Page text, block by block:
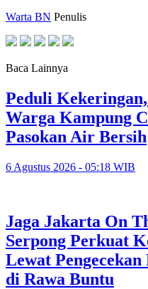
Warta BN Penulis
Baca Lainnya
Peduli
Warga Kampung
Pasokan Air Bersih
6 Agustus 2026 - 05:18 WIB
Jaga Jakarta On
Serpong Perkuat
Lewat
di Rawa Buntu